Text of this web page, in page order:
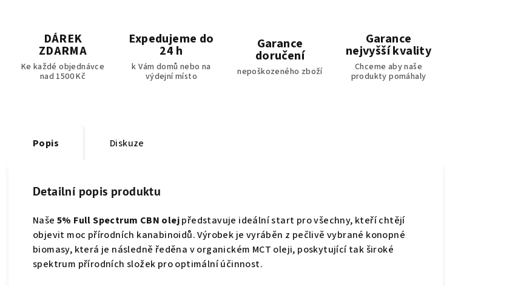
DÁREK
ZDARMA
Ke každé objednávce
nad 1500 Kč
Expedujeme do
24 h
k Vám domů nebo na
výdejní místo
Garance
doručení
nepoškozeného zboží
Garance
nejvyšší kvality
Chceme aby naše
produkty pomáhaly
Popis Diskuze
Detailní popis produktu
Naše 5% Full Spectrum CBN olejpředstavuje ideální start pro všechny, kteří chtějí
objevit moc přírodních kanabinoidů. Výrobek je vyráběn z pečlivě vybrané konopné
biomasy, která je následně ředěna v organickém MCT oleji, poskytující tak široké
spektrum přírodních složek pro optimální účinnost.